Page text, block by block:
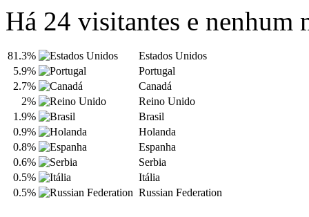
Há 24 visitantes e nenhum
81.3%
Estados Unidos
5.9%
Portugal
2.7%
Canadá
2%
Reino Unido
1.9%
Brasil
0.9%
Holanda
0.8%
Espanha
0.6%
Serbia
0.5%
Itália
0.5%
Russian Federation